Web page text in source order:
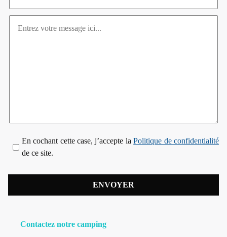
En cochant cette case, j’accepte laPolitique de confidentialité
de ce site.
Contactez notre camping